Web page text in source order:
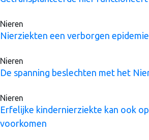
Nieren
Nierziekten een verborgen epidemie
Nieren
De spanning beslechten met het
Nieren
Erfelijke kindernierziekte kan ook
voorkomen